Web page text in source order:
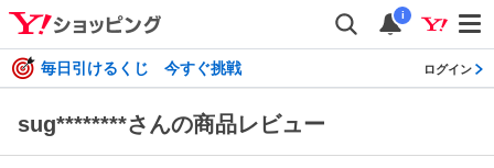
i
毎日引けるくじ 今すぐ挑戦 ログイン
sug********さんの商品レビュー